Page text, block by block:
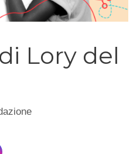
Lory del